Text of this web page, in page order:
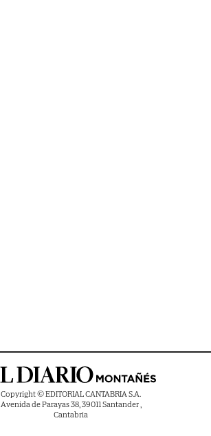
Copyright © EDITORIAL CANTABRIA S.A.
Avenida de Parayas 38, 39011 Santander ,
Cantabria